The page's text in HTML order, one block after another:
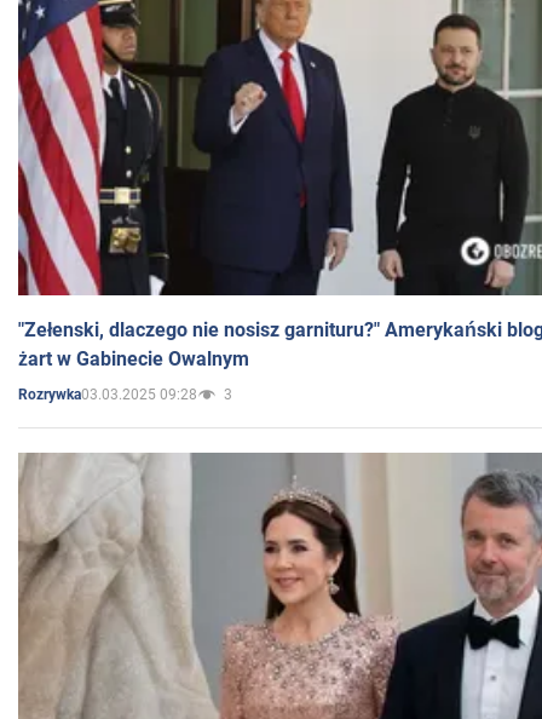
"Zełenski, dlaczego nie nosisz garnituru?" Amerykański
żart w Gabinecie Owalnym
Rozrywka03.03.2025 09:28 3